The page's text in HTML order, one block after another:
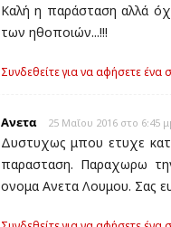
Καλή η παράσταση αλλά
των ηθοποιών...!!!
Συνδεθείτε για να αφήσετε ένα
Ανετα 25 Μαΐου 2016 στο 6:45
Δυστυχως μπου ετυχε
παρασταση. Παραχωρω
ονομα Ανετα Λουμου. Σας